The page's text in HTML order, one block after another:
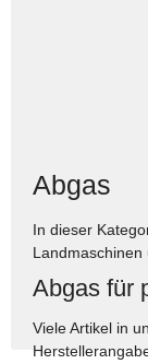
Abgas
In dieser
Landmaschinen
Abgas für
Viele Artikel in